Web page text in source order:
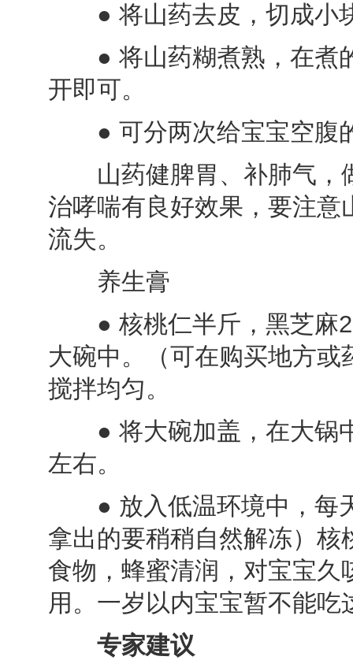
● 将山药去皮，切成小
● 将山药糊煮熟，在煮
开即可。
● 可分两次给宝宝空腹
山药健脾胃、补肺气，
治哮喘有良好效果，要注
流失。
养生膏
● 核桃仁半斤，黑芝麻2
大碗中。（可在购买地方
搅拌均匀。
● 将大碗加盖，在大锅
左右。
● 放入低温环境中，每
拿出的要稍稍自然解冻）
食物，蜂蜜清润，对宝宝
用。一岁以内宝宝暂不能吃
专家建议